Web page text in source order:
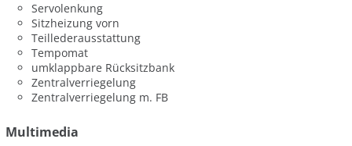
Servolenkung
Sitzheizung vorn
Teillederausstattung
Tempomat
umklappbare Rücksitzbank
Zentralverriegelung
Zentralverriegelung m. FB
Multimedia